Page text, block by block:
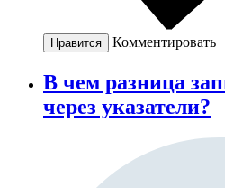
Нравится Комментировать
В чем разница
через указатели?